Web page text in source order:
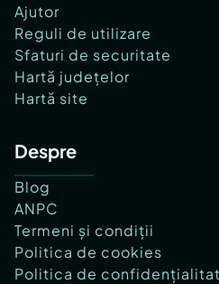
Ajutor
Reguli de utilizare
Sfaturi de securitate
Hartă județelor
Hartă site
Despre
Blog
ANPC
Termeni și condiții
Politica de cookies
Politica de